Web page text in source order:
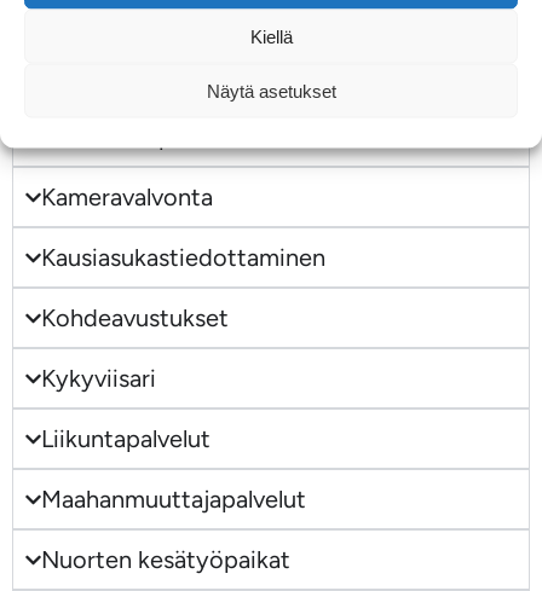
Kiellä
Näytä asetukset
Asianhallinta
Kameravalvonta
Kausiasukastiedottaminen
Kohdeavustukset
Kykyviisari
Liikuntapalvelut
Maahanmuuttajapalvelut
Nuorten kesätyöpaikat